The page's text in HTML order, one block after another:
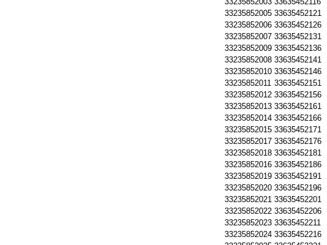
33235852005 33635452121
33235852006 33635452126
33235852007 33635452131
33235852009 33635452136
33235852008 33635452141
33235852010 33635452146
33235852011 33635452151
33235852012 33635452156
33235852013 33635452161
33235852014 33635452166
33235852015 33635452171
33235852017 33635452176
33235852018 33635452181
33235852016 33635452186
33235852019 33635452191
33235852020 33635452196
33235852021 33635452201
33235852022 33635452206
33235852023 33635452211
33235852024 33635452216